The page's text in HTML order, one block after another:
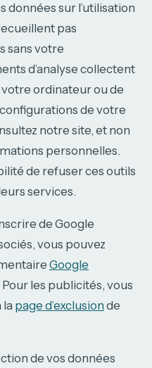
données sur l’utilisation
pas
sans votre
d’analyse collectent
votre ordinateur ou de
de votre
notre site, et non
personnelles.
de refuser ces outils
services.
de Google
vous pouvez
Google
Pour les publicités, vous
la page d’exclusion de
de vos données